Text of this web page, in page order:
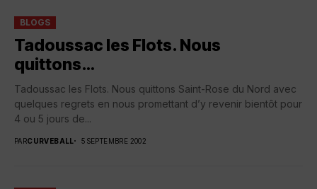
BLOGS
Tadoussac les Flots. Nous
quittons…
Tadoussac les Flots. Nous quittons Saint-Rose du Nord avec
quelques regrets en nous promettant d’y revenir bientôt pour
4 ou 5 jours de...
PARCURVEBALL 5 SEPTEMBRE 2002